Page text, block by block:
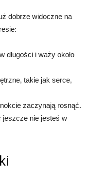
dobrze widoczne na
długości i waży około
takie jak serce,
zaczynają rosnąć.
nie jesteś w